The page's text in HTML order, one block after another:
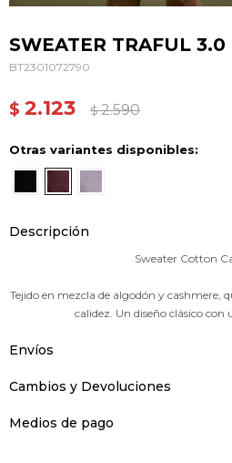
SWEATER TRAFUL
BT2301072790
$ 2.123 $ 2.590
Otras variantes disponibles:
Descripción
Sweater Cotton
Tejido en mezcla de algodón y cashmere,
calidez. Un diseño clásico con
Envíos
Cambios y Devoluciones
Medios de pago